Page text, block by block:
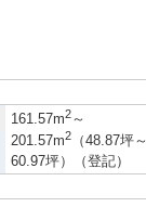
161.57m2～
201.57m2
（48.87坪～
60.97坪）（登記）